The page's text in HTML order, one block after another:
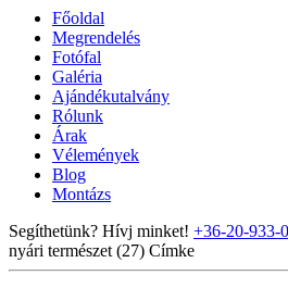
Főoldal
Megrendelés
Fotófal
Galéria
Ajándékutalvány
Rólunk
Árak
Vélemények
Blog
Montázs
Segíthetünk? Hívj minket! +36-20-933-
nyári természet (27) Címke